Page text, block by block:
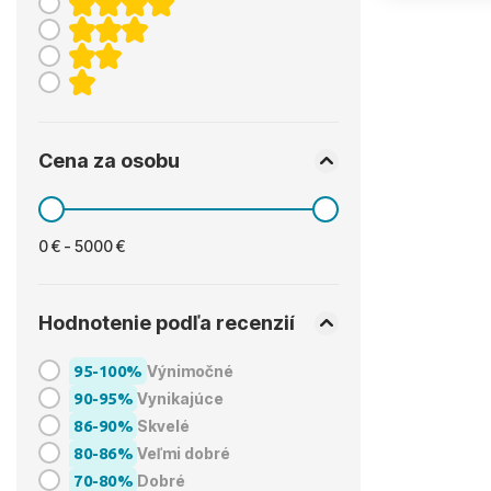
Cena za osobu
0 € - 5000 €
Hodnotenie podľa recenzií
95-100% Výnimočné
90-95% Vynikajúce
86-90% Skvelé
80-86% Veľmi dobré
70-80% Dobré